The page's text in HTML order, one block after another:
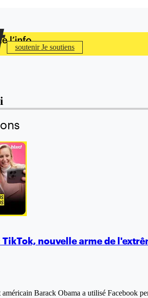
soutenirJe soutiens
nouvelle arme de
Barack Obama a utilisé Facebook